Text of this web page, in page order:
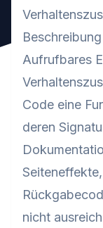
Beschreibung
Aufrufbares
Code eine
deren
nicht